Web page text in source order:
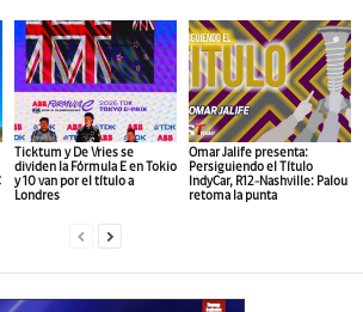
Ticktum y De Vries se
dividen la Fórmula E en Tokio
y 10 van por el título a
Londres
Omar Jalife presenta:
Persiguiendo el Título
IndyCar, R12-Nashville: Palou
retoma la punta